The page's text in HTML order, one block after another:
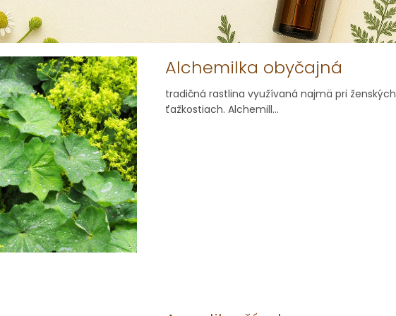
Alchemilka obyčajná
tradičná rastlina využívaná najmä pri ženských
ťažkostiach. Alchemill...